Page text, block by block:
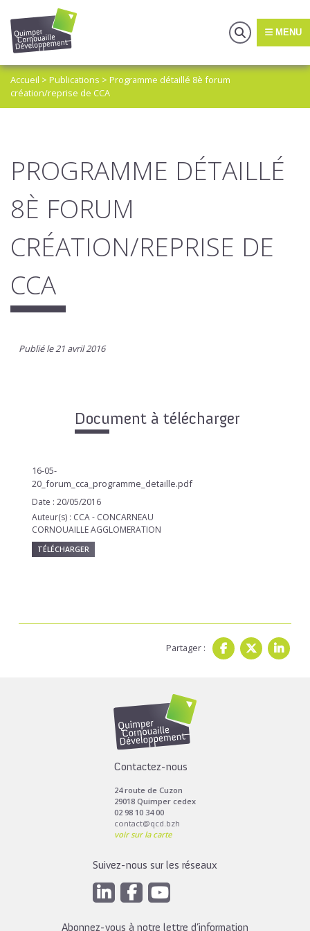
MENU
Accueil > Publications > Programme détaillé 8è forum
création/reprise de CCA
PROGRAMME DÉTAILLÉ
8È FORUM
CRÉATION/REPRISE DE
CCA
Publié le 21 avril 2016
Document à télécharger
16-05-
20_forum_cca_programme_detaille.pdf
Date : 20/05/2016
Auteur(s) : CCA - CONCARNEAU
CORNOUAILLE AGGLOMERATION
TÉLÉCHARGER
Partager :
Contactez-nous
24 route de Cuzon
29018 Quimper cedex
02 98 10 34 00
contact@qcd.bzh
voir sur la carte
Suivez-nous sur les réseaux
Abonnez-vous à notre lettre d’information